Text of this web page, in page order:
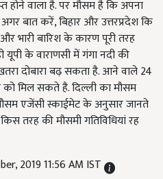
होने वाला है. पर मौसम है कि अपना
बात करें, बिहार और उत्तरप्रदेश कि
भारी बारिश के कारण पूरी तरह
यूपी के वाराणसी में गंगा नदी की
दोबारा बढ़ सकता है. आने वाले 24
मिल सकते है. दिल्ली का मौसम
एजेंसी स्काईमेट के अनुसार जानते
तरह की मौसमी गतिविधियां रह
2019 11:56 AM IST